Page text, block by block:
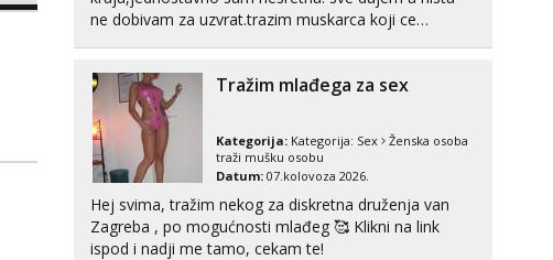
ne dobivam za uzvrat.trazim muskarca koji ce
poljupce po tijelu koji me jako pale,obozavam kad
muskar...
Tražim mlađega za sex
Kategorija: Kategorija: Sex
Ženska osoba
traži mušku osobu
Datum: 07.kolovoza 2026.
Hej svima, tražim nekog za diskretna druženja van
Zagreba , po mogućnosti mlađeg 🥰 Klikni na link
ispod i nadji me tamo, cekam te!